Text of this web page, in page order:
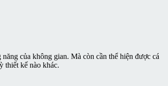
của không gian. Mà còn cần thể hiện được cá
thiết kế nào khác.